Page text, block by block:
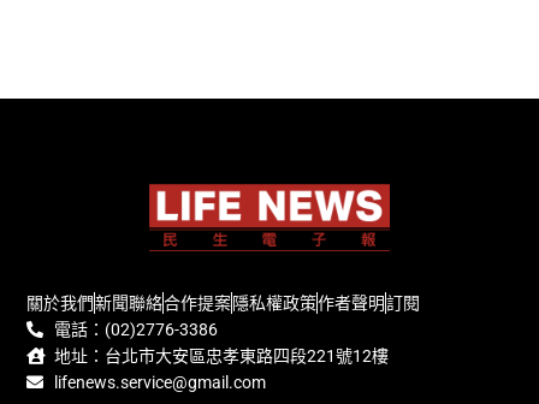
關於我們新聞聯絡合作提案隱私權政策作者聲明訂閱
電話：(02)2776-3386
地址：台北市大安區忠孝東路四段221號12樓
lifenews.service@gmail.com